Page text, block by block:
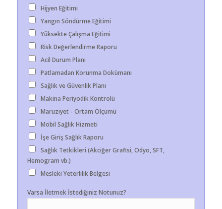
Hijyen Eğitimi
Yangın Söndürme Eğitimi
Yüksekte Çalışma Eğitimi
Risk Değerlendirme Raporu
Acil Durum Planı
Patlamadan Korunma Dokümanı
Sağlık ve Güvenlik Planı
Makina Periyodik Kontrolü
Maruziyet - Ortam Ölçümü
Mobil Sağlık Hizmeti
İşe Giriş Sağlık Raporu
Sağlık Tetkikleri (Akciğer Grafisi, Odyo, SFT,
Hemogram vb.)
Mesleki Yeterlilik Belgesi
Varsa İletmek İstediğiniz Notunuz?